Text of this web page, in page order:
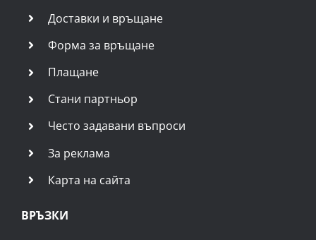
Доставки и връщане
Форма за връщане
Плащане
Стани партньор
Често задавани въпроси
За реклама
Карта на сайта
ВРЪЗКИ